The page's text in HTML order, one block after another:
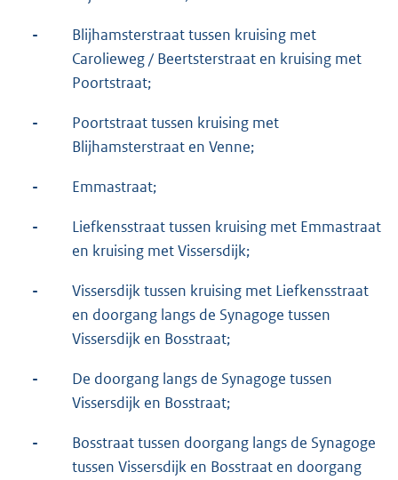
-
Blijhamsterstraat tussen kruising met
Carolieweg / Beertsterstraat en kruising met
Poortstraat;
-
Poortstraat tussen kruising met
Blijhamsterstraat en Venne;
- Emmastraat;
-
Liefkensstraat tussen kruising met Emmastraat
en kruising met Vissersdijk;
-
Vissersdijk tussen kruising met Liefkensstraat
en doorgang langs de Synagoge tussen
Vissersdijk en Bosstraat;
-
De doorgang langs de Synagoge tussen
Vissersdijk en Bosstraat;
-
Bosstraat tussen doorgang langs de Synagoge
tussen Vissersdijk en Bosstraat en doorgang